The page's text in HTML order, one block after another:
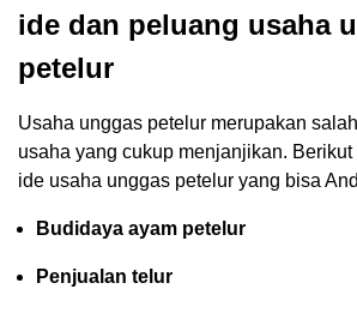
ide dan peluang usaha
petelur
Usaha unggas petelur merupakan
usaha yang cukup menjanjikan.
ide usaha unggas petelur yang bisa
Budidaya ayam petelur
Penjualan telur